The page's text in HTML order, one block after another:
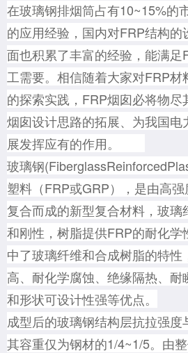
在玻璃钢排烟筒占有10~15%的
的应用经验，国内对FRP结构
面也积累了丰富的经验， 能满足
工需要。相信随着大家对FRP
的探索实践，FRP烟囱必将物
烟囱设计思路的拓展、为我国
展发挥应有的作用。
玻璃钢
塑料（FRP或GRP），是由高
复合而成的新型复合材料，玻璃
和刚性，树脂提供FRP的耐化
中了玻璃纤维和合成树脂的特
高、耐化学腐蚀、绝缘隔热、
和形状可设计性强等优点。
成型后的玻璃钢结构层抗拉强度
其容重仅为钢材的1/4~1/5。由